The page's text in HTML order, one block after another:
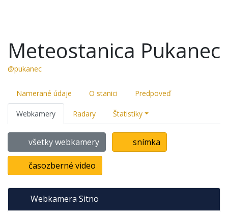
Meteostanica Pukanec
@pukanec
Namerané údaje O stanici Predpoveď
Webkamery Radary Štatistiky
všetky webkamery snímka
časozberné video
Webkamera Sitno